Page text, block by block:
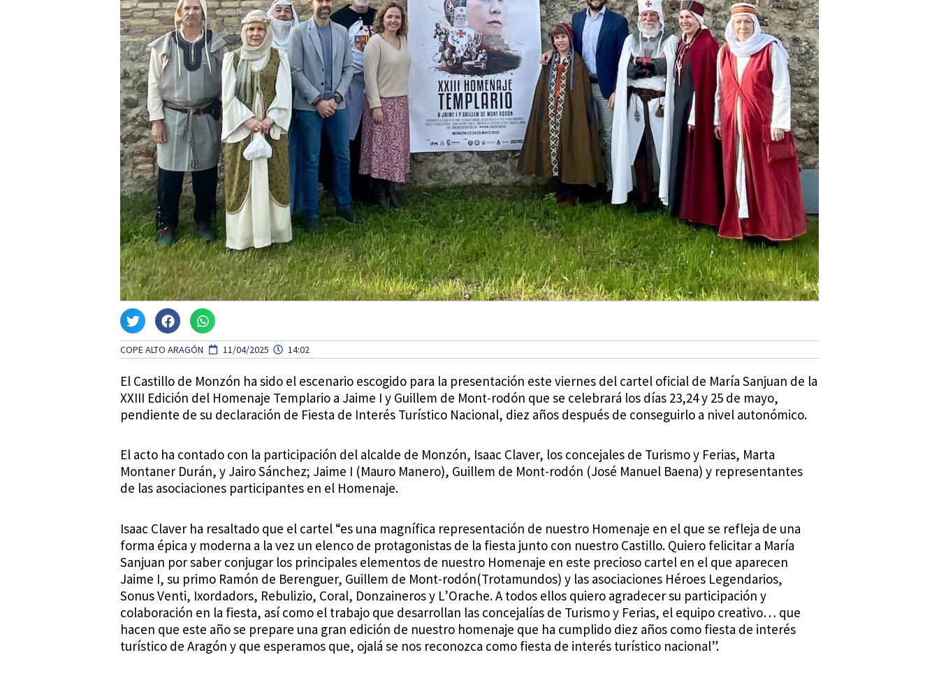
COPE ALTO ARAGÓN 11/04/2025 14:02
El Castillo de Monzón ha sido el escenario escogido para la presentación este viernes del cartel oficial de María Sanjuan de la
XXIII Edición del Homenaje Templario a Jaime I y Guillem de Mont-rodón que se celebrará los días 23,24 y 25 de mayo,
pendiente de su declaración de Fiesta de Interés Turístico Nacional, diez años después de conseguirlo a nivel autonómico.
El acto ha contado con la participación del alcalde de Monzón, Isaac Claver, los concejales de Turismo y Ferias, Marta
Montaner Durán, y Jairo Sánchez; Jaime I (Mauro Manero), Guillem de Mont-rodón (José Manuel Baena) y representantes
de las asociaciones participantes en el Homenaje.
Isaac Claver ha resaltado que el cartel “es una magnífica representación de nuestro Homenaje en el que se refleja de una
forma épica y moderna a la vez un elenco de protagonistas de la fiesta junto con nuestro Castillo. Quiero felicitar a María
Sanjuan por saber conjugar los principales elementos de nuestro Homenaje en este precioso cartel en el que aparecen
Jaime I, su primo Ramón de Berenguer, Guillem de Mont-rodón(Trotamundos) y las asociaciones Héroes Legendarios,
Sonus Venti, Ixordadors, Rebulizio, Coral, Donzaineros y L’Orache. A todos ellos quiero agradecer su participación y
colaboración en la fiesta, así como el trabajo que desarrollan las concejalías de Turismo y Ferias, el equipo creativo… que
hacen que este año se prepare una gran edición de nuestro homenaje que ha cumplido diez años como fiesta de interés
turístico de Aragón y que esperamos que, ojalá se nos reconozca como fiesta de interés turístico nacional”.